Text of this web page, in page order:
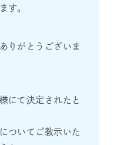
す。
りがとうございま
にて決定されたと
についてご教示いた